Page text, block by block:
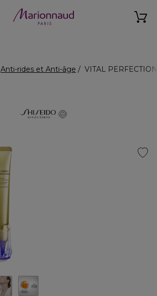
Anti-rides et Anti-âge VITAL